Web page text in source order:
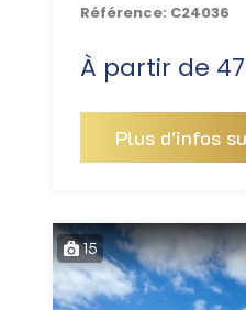
Référence: C24036
À partir de
Plus d'infos
15